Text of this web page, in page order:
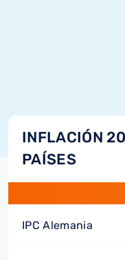
INFLACIÓN
PAÍSES
IPC Alemania